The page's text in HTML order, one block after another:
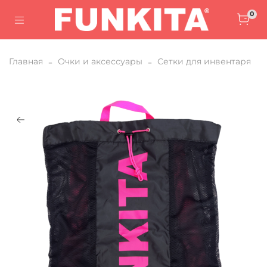
0
Главная Очки и аксессуары Сетки для инвентаря